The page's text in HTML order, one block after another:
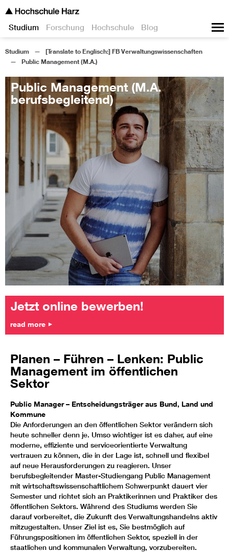
Studium Forschung Hochschule Blog
Studium
[Translate to Englisch:] FB Verwaltungswissenschaften
Public Management (M.A.)
Public Management (M.A.
berufsbegleitend)
Jetzt online bewerben!
read more
Planen – Führen – Lenken: Public
Management im öffentlichen
Sektor
Public Manager – Entscheidungsträger aus Bund, Land und
Kommune
Die Anforderungen an den öffentlichen Sektor verändern sich
heute schneller denn je. Umso wichtiger ist es daher, auf eine
moderne, effiziente und serviceorientierte Verwaltung
vertrauen zu können, die in der Lage ist, schnell und flexibel
auf neue Herausforderungen zu reagieren. Unser
berufsbegleitender Master-Studiengang Public Management
mit wirtschaftswissenschaftlichem Schwerpunkt dauert vier
Semester und richtet sich an Praktikerinnen und Praktiker des
öffentlichen Sektors. Während des Studiums werden Sie
darauf vorbereitet, die Zukunft des Verwaltungshandelns aktiv
mitzugestalten. Unser Ziel ist es, Sie bestmöglich auf
Führungspositionen im öffentlichen Sektor, speziell in der
staatlichen und kommunalen Verwaltung, vorzubereiten.